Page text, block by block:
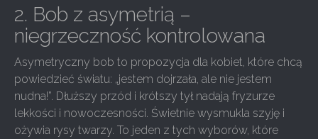
2. Bob z asymetrią –
niegrzeczność kontrolowana
Asymetryczny bob to propozycja dla kobiet, które chcą
powiedzieć światu: „jestem dojrzała, ale nie jestem
nudna!”. Dłuższy przód i krótszy tył nadają fryzurze
lekkości i nowoczesności. Świetnie wysmukla szyję i
ożywia rysy twarzy. To jeden z tych wyborów, które